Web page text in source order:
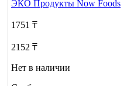
ЭКО Продукты Now Foods
1751 ₸
2152 ₸
Нет в наличии